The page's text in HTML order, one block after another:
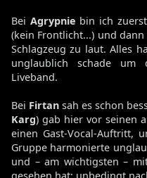
Bei Agrypnie bin ich
(kein Frontlicht...) und
Schlagzeug zu laut. Alles
unglaublich schade um
Liveband.
Bei Firtan sah es schon
Karg) gab hier vor seinen
einen Gast-Vocal-Auftritt,
Gruppe harmonierte
und – am wichtigsten –